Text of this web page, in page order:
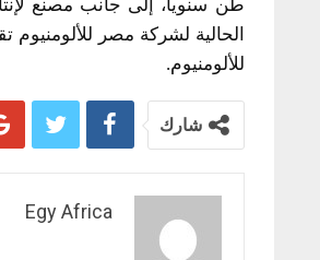
الحالية لشركة مصر للألومنيوم
للألومنيوم.
شارك
Egy Africa